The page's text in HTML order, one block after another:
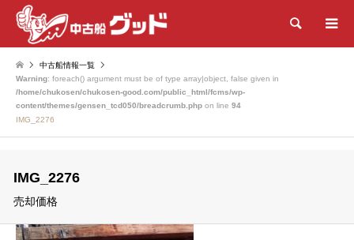
検索
中古船情報一覧
Warning: foreach() argument must be of type array|object, false given in
/home/chukosen/chukosen-good.com/public_html/fcms/wp-
content/themes/gensen_tcd050/breadcrumb.php on line 94
IMG_2276
IMG_2276
売却価格